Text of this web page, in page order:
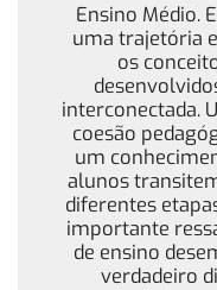
Ensino Médio.
uma trajetória
os
interconectada.
coesão
um
alunos
diferentes
importante
de ensino
verdadeiro